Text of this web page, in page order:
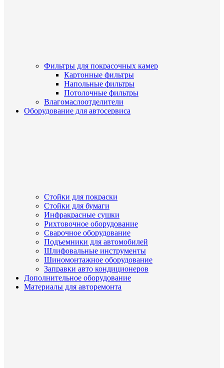
Фильтры для покрасочных камер
Картонные фильтры
Напольные фильтры
Потолочные фильтры
Влагомаслоотделители
Оборудование для автосервиса
Стойки для покраски
Стойки для бумаги
Инфракрасные сушки
Рихтовочное оборудование
Сварочное оборудование
Подъемники для автомобилей
Шлифовальные инструменты
Шиномонтажное оборудование
Заправки авто кондиционеров
Дополнительное оборудование
Материалы для авторемонта